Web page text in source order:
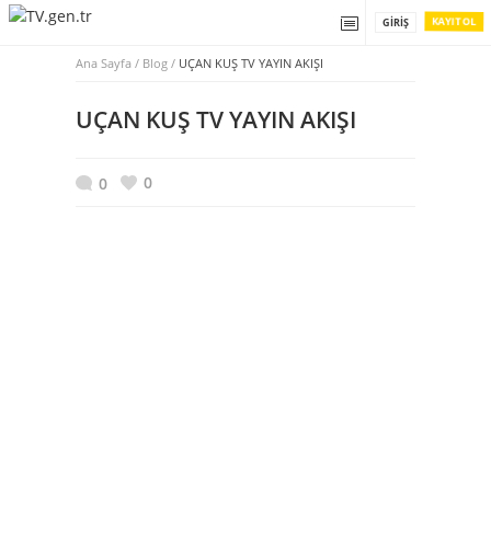
KAYIT OL
GIRIŞ
Ana Sayfa / Blog / UÇAN KUŞ TV YAYIN AKIŞI
UÇAN KUŞ TV YAYIN AKIŞI
0 0